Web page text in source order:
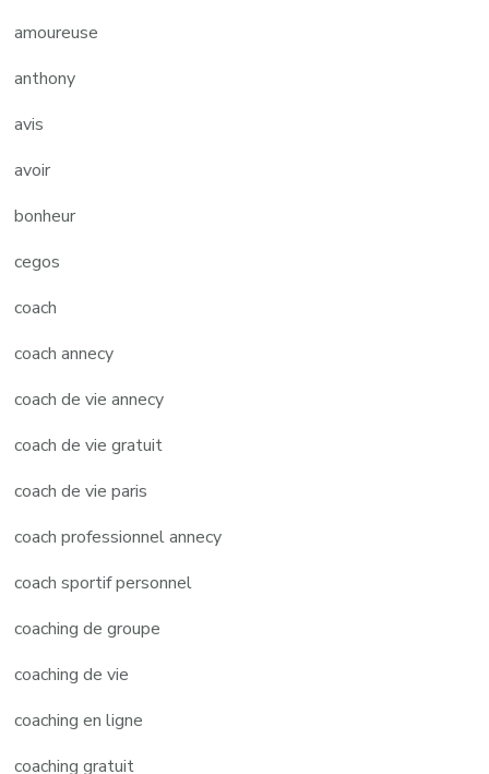
amoureuse
anthony
avis
avoir
bonheur
cegos
coach
coach annecy
coach de vie annecy
coach de vie gratuit
coach de vie paris
coach professionnel annecy
coach sportif personnel
coaching de groupe
coaching de vie
coaching en ligne
coaching gratuit